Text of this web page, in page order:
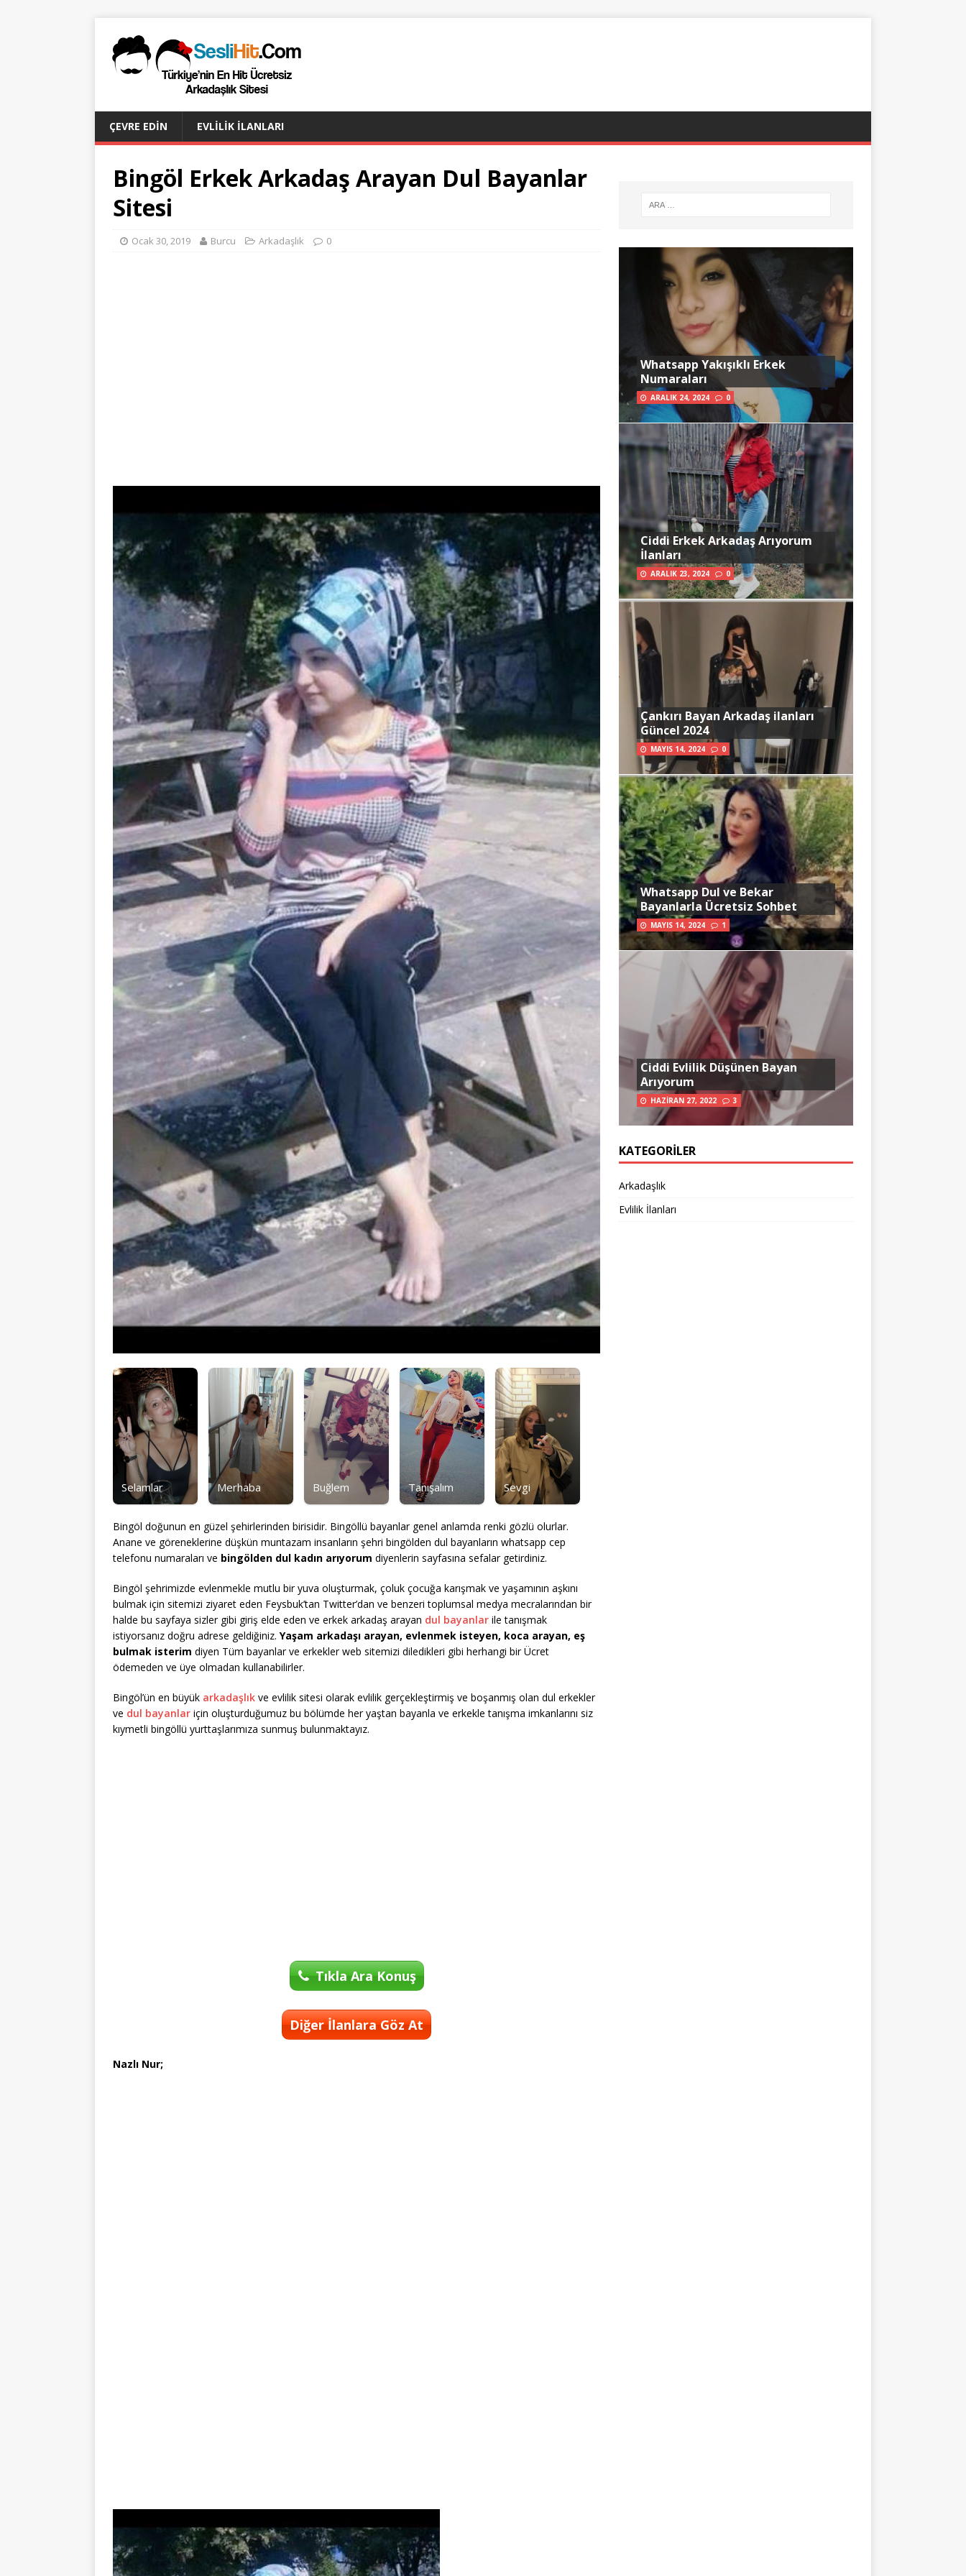
ÇEVRE EDIN EVLILIK İLANLARI
Bingöl Erkek Arkadaş Arayan Dul Bayanlar
Sitesi
Ocak 30, 2019 Burcu Arkadaşlık 0
Selamlar Merhaba Buğlem Tanışalım Sevgi
Bingöl doğunun en güzel şehirlerinden birisidir. Bingöllü bayanlar genel anlamda renki gözlü olurlar.
Anane ve göreneklerine düşkün muntazam insanların şehri bingölden dul bayanların whatsapp cep
telefonu numaraları ve bingölden dul kadın arıyorum diyenlerin sayfasına sefalar getirdiniz.
Bingöl şehrimizde evlenmekle mutlu bir yuva oluşturmak, çoluk çocuğa karışmak ve yaşamının aşkını
bulmak için sitemizi ziyaret eden Feysbuk’tan Twitter’dan ve benzeri toplumsal medya mecralarından bir
halde bu sayfaya sizler gibi giriş elde eden ve erkek arkadaş arayan dul bayanlar ile tanışmak
istiyorsanız doğru adrese geldiğiniz. Yaşam arkadaşı arayan, evlenmek isteyen, koca arayan, eş
bulmak isterim diyen Tüm bayanlar ve erkekler web sitemizi diledikleri gibi herhangi bir Ücret
ödemeden ve üye olmadan kullanabilirler.
Bingöl’ün en büyük arkadaşlık ve evlilik sitesi olarak evlilik gerçekleştirmiş ve boşanmış olan dul erkekler
ve dul bayanlar için oluşturduğumuz bu bölümde her yaştan bayanla ve erkekle tanışma imkanlarını siz
kıymetli bingöllü yurttaşlarımıza sunmuş bulunmaktayız.
Tıkla Ara Konuş
Diğer İlanlara Göz At
Nazlı Nur;
Whatsapp Yakışıklı Erkek
Numaraları
ARALIK 24, 2024 0
Ciddi Erkek Arkadaş Arıyorum
İlanları
ARALIK 23, 2024 0
Çankırı Bayan Arkadaş ilanları
Güncel 2024
MAYIS 14, 2024 0
Whatsapp Dul ve Bekar
Bayanlarla Ücretsiz Sohbet
MAYIS 14, 2024 1
Ciddi Evlilik Düşünen Bayan
Arıyorum
HAZIRAN 27, 2022 3
KATEGORILER
Arkadaşlık
Evlilik İlanları